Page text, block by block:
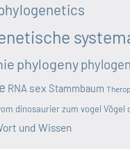
phylogeny
RNA sex Stammbaum
dinosaurier zum vogel Vögel
und Wissen